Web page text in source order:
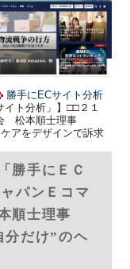
勝手にECサイト分析
イト分析」】□□２１
松本順士理事
ケアをデザインで訴求
勝手にＥＣ
パンＥコマ
順士理事
分だけ”のヘ